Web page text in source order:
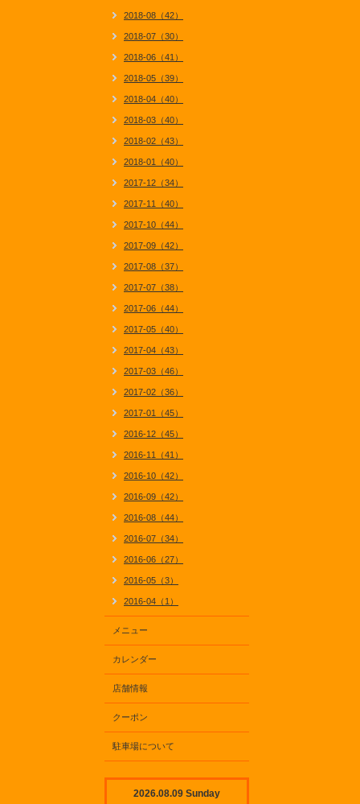
2018-08（42）
2018-07（30）
2018-06（41）
2018-05（39）
2018-04（40）
2018-03（40）
2018-02（43）
2018-01（40）
2017-12（34）
2017-11（40）
2017-10（44）
2017-09（42）
2017-08（37）
2017-07（38）
2017-06（44）
2017-05（40）
2017-04（43）
2017-03（46）
2017-02（36）
2017-01（45）
2016-12（45）
2016-11（41）
2016-10（42）
2016-09（42）
2016-08（44）
2016-07（34）
2016-06（27）
2016-05（3）
2016-04（1）
メニュー
カレンダー
店舗情報
クーポン
駐車場について
2026.08.09 Sunday